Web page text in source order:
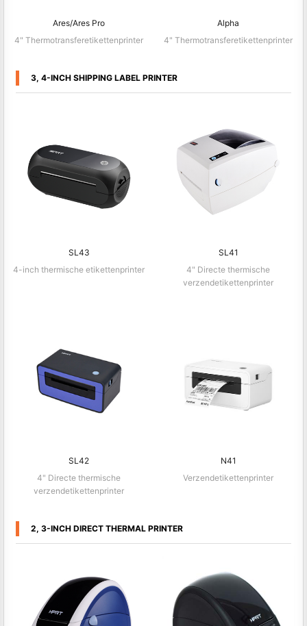
Ares/Ares Pro
4" Thermotransferetikettenprinter
Alpha
4" Thermotransferetikettenprinter
3, 4-INCH SHIPPING LABEL PRINTER
SL43
4-inch thermische etikettenprinter
SL41
4" Directe thermische
verzendetikettenprinter
SL42
4" Directe thermische
verzendetikettenprinter
N41
Verzendetikettenprinter
2, 3-INCH DIRECT THERMAL PRINTER